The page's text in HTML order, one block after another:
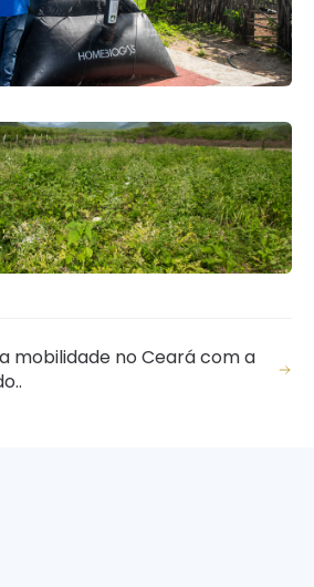
mobilidade no Ceará com a